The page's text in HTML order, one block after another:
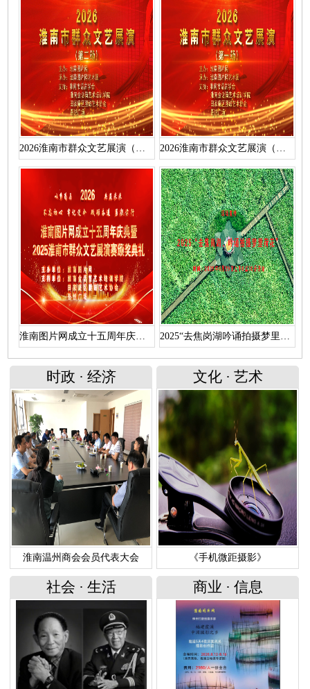
2026淮南市群众文艺展演（第二场）活动视频 2026淮南市群众文艺展演（第一场）活动视频
淮南图片网成立十五周年庆典暨 “2025淮南市群众文艺展演赛颁奖典礼”文艺演出（上） 2025“去焦岗湖吟诵拍摄梦里荷花”活动直播回放
时政 · 经济
淮南温州商会会员代表大会
文化 · 艺术
《手机微距摄影》
社会 · 生活 商业 · 信息